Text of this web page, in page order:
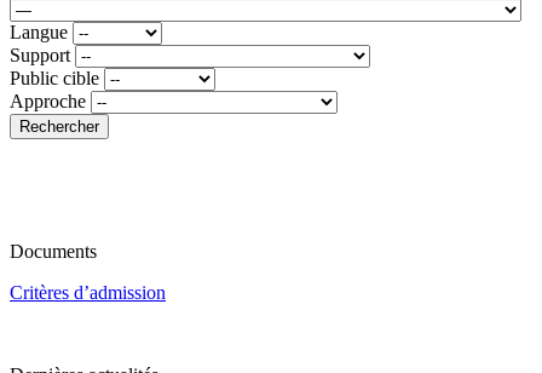
Langue
Support
Public cible
Approche
Rechercher
Documents
Critères d’admission